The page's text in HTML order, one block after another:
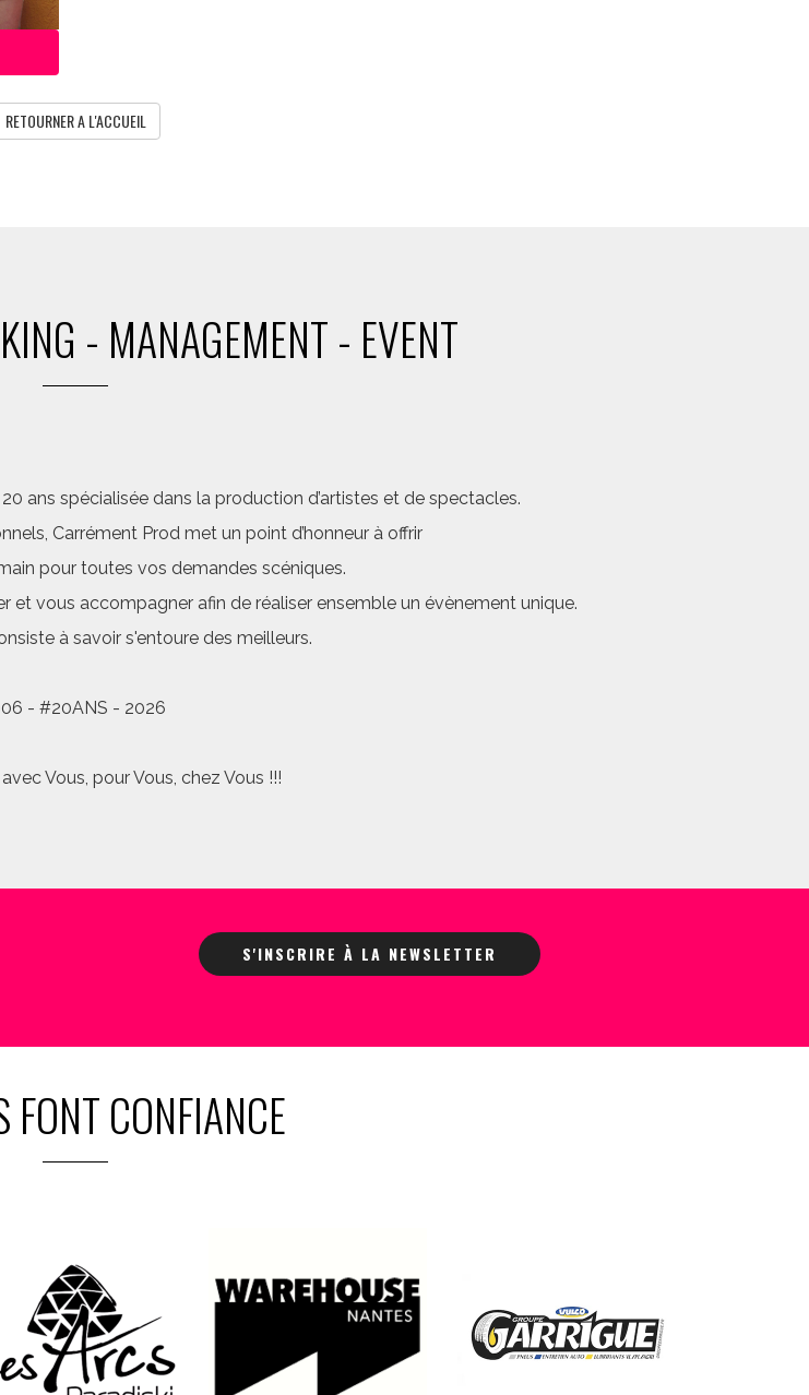
RETOURNER A L'ACCUEIL
- MANAGEMENT - EVENT
ans spécialisée dans la production d’artistes et de spectacles.
Carrément Prod met un point d’honneur à offrir
pour toutes vos demandes scéniques.
et vous accompagner afin de réaliser ensemble un évènement unique.
à savoir s'entoure des meilleurs.
- #20ANS - 2026
Vous, pour Vous, chez Vous !!!
S'INSCRIRE À LA NEWSLETTER
FONT CONFIANCE